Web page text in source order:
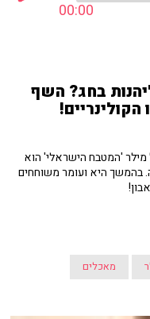
00:00
בחג? השף
מילר 'המטבח הישראלי' הוא
בהמשך היא ועומר משוחחים
מאכלים